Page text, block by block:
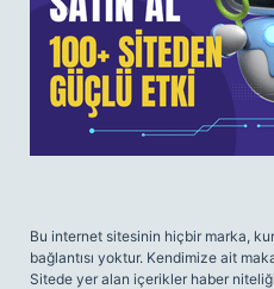
Bu internet sitesinin hiçbir marka,
bağlantısı yoktur. Kendimize ait
Sitede yer alan içerikler haber